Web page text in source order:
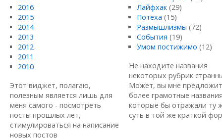
2016
2015
2014
2013
2012
2011
2010
Этот виджет, полагаю,
полезным является лишь для
меня самого - посмотреть
посты прошлых лет,
стимулироваться на написание
новых постов
Лайфхак(29)
Потеха (15)
Размышлизмы (72)
События (19)
Умом постижимо (12)
Не находите названия
некоторых рубрик
Может, вы мне
более грамотные
которые бы отражали ту
суть в той же краткой